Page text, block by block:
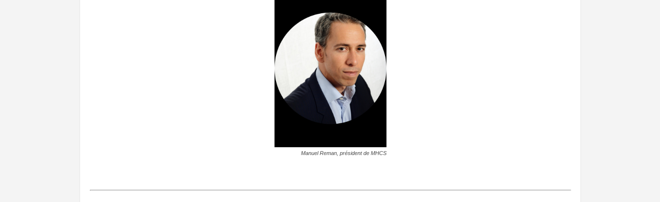
Manuel Reman, président de MHCS